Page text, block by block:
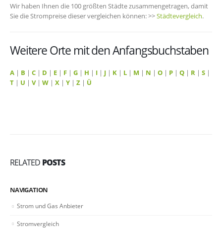
Wir haben Ihnen die 100 größten Städte zusammengetragen, damit
Sie die Strompreise dieser vergleichen können: >>Städtevergleich.
Weitere Orte mit den Anfangsbuchstaben
A | B | C | D | E | F | G | H | I | J | K | L | M | N | O | P | Q | R | S |
T | U | V| W | X | Y | Z | Ü
RELATED POSTS
NAVIGATION
Strom und Gas Anbieter
Stromvergleich